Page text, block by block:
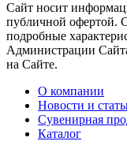
Сайт носит
публичной офертой.
подробные
Администрации
на Сайте.
О компании
Новости и
Сувенирная
Каталог